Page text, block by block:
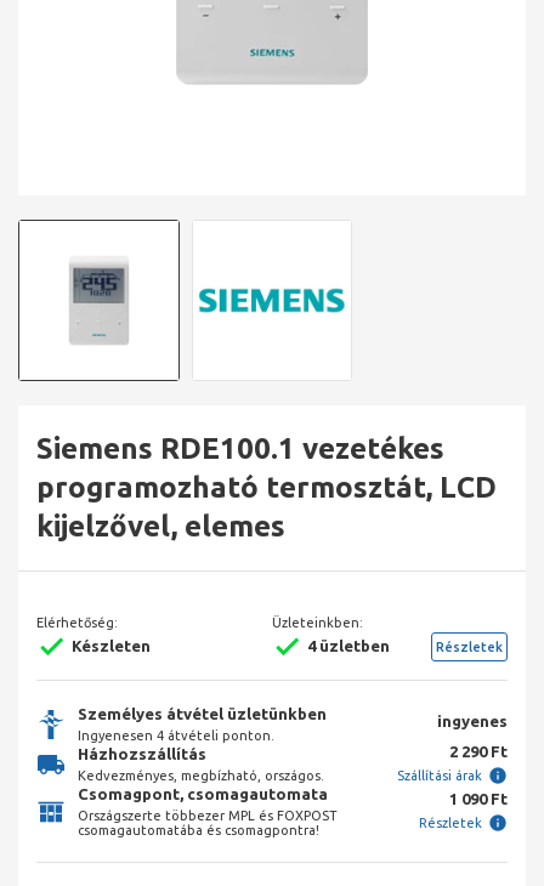
Siemens RDE100.1 vezetékes
programozható termosztát, LCD
kijelzővel, elemes
Elérhetőség:
Készleten
Üzleteinkben:
4 üzletben Részletek
Személyes átvétel üzletünkben
Ingyenesen 4 átvételi ponton.
ingyenes
Házhozszállítás
Kedvezményes, megbízható, országos.
2 290 Ft
Szállítási árak
Csomagpont, csomagautomata
Országszerte többezer MPL és FOXPOST
csomagautomatába és csomagpontra!
1 090 Ft
Részletek